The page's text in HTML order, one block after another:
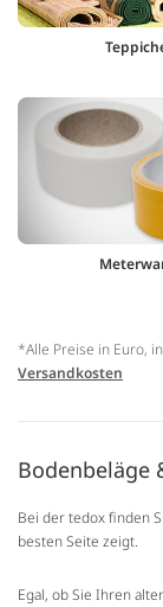
*Alle Preise in Euro,
Versandkosten
Bodenbeläge
Bei der tedox finden
besten Seite zeigt.
Egal, ob Sie Ihren